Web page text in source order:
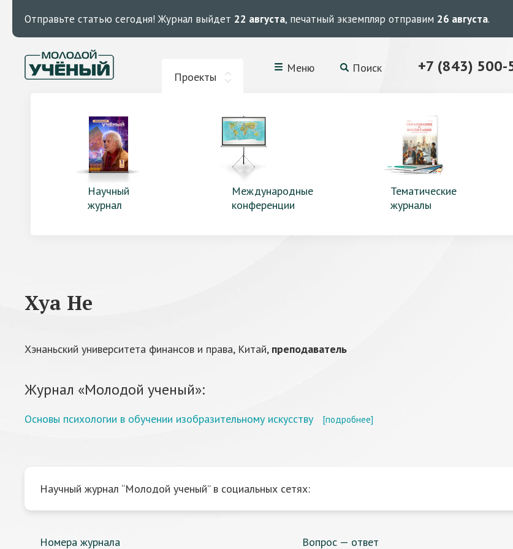
Отправьте статью сегодня! Журнал выйдет 22 августа, печатный экземпляр отправим 26 августа.
Проекты
Меню Поиск +7 (843) 500-
Научный
журнал
Международные
конференции
Тематические
журналы
Хуа Не
Хэнаньский университета финансов и права, Китай, преподаватель
Журнал «Молодой ученый»:
Основы психологии в обучении изобразительному искусству [подробнее]
Научный журнал “Молодой ученый” в социальных сетях:
Номера журнала Вопрос — ответ